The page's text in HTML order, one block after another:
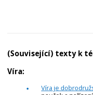
(Související) texty k
Víra:
Víra je